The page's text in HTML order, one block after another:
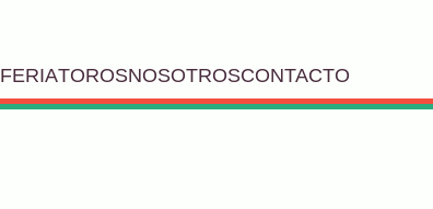
FERIATOROSNOSOTROSCONTACTO